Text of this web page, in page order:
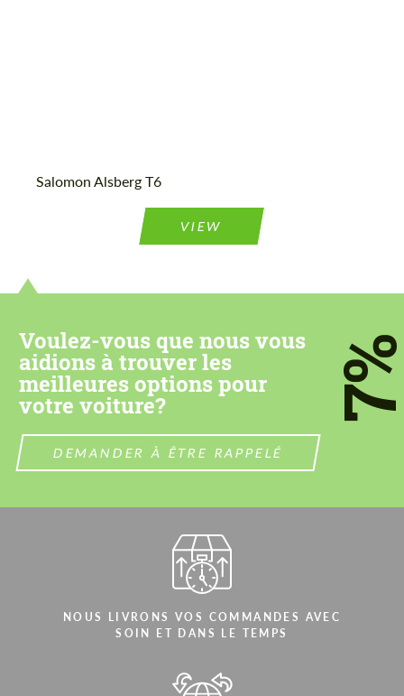
Salomon Alsberg Т6
VIEW
Voulez-vous que nous vous
aidions à trouver les
meilleures options pour
votre voiture?
DEMANDER À ÊTRE RAPPELÉ
NOUS LIVRONS VOS COMMANDES AVEC
SOIN ET DANS LE TEMPS
Nous parlons votre langue
CONTACTEZ-MOI
Nous parlons votre langue